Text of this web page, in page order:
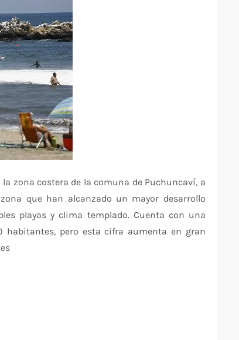
zona costera de la comuna de Puchuncaví, a
que han alcanzado un mayor desarrollo
playas y clima templado. Cuenta con una
habitantes, pero esta cifra aumenta en gran